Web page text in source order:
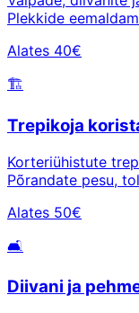
Plekkide
Alates 40€
🏗️
Trepikoja
Korteriühistute
Põrandate pesu,
Alates 50€
🛋️
Diivani ja